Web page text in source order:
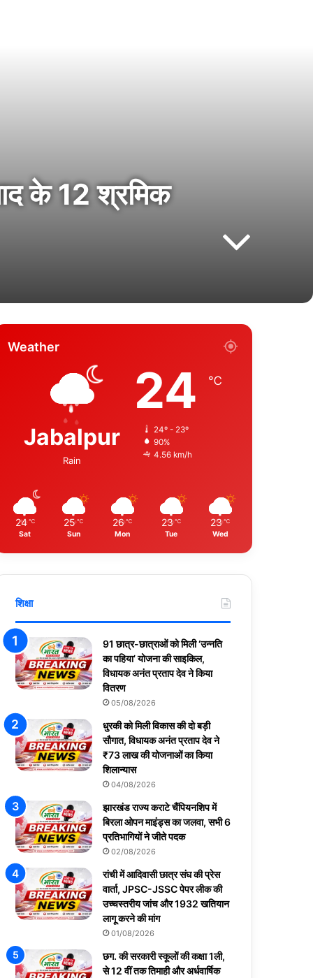
के 12 श्रमिक
Weather
Jabalpur
Rain
24 ℃
24º - 23º
90%
4.56 km/h
24 ℃
Sat
25 ℃
Sun
26 ℃
Mon
23 ℃
Tue
23 ℃
Wed
शिक्षा
91 छात्र-छात्राओं को मिली ‘उन्नति
का पहिया’ योजना की साइकिल,
विधायक अनंत प्रताप देव ने किया
वितरण
05/08/2026
धुरकी को मिली विकास की दो बड़ी
सौगात, विधायक अनंत प्रताप देव ने
₹73 लाख की योजनाओं का किया
शिलान्यास
04/08/2026
झारखंड राज्य कराटे चैंपियनशिप में
बिरला ओपन माइंड्स का जलवा, सभी 6
प्रतिभागियों ने जीते पदक
02/08/2026
रांची में आदिवासी छात्र संघ की प्रेस
वार्ता, JPSC-JSSC पेपर लीक की
उच्चस्तरीय जांच और 1932 खतियान
लागू करने की मांग
01/08/2026
छग. की सरकारी स्कूलों की कक्षा 1ली,
से 12 वीं तक तिमाही और अर्धवार्षिक